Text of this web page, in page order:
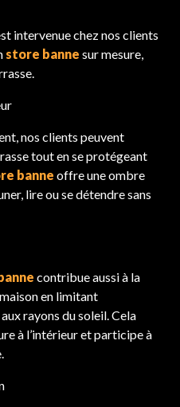
intervenue chez nos clients
store banne sur mesure,
nos clients peuvent
tout en se protégeant
banne offre une ombre
lire ou se détendre sans
contribue aussi à la
en limitant
rayons du soleil. Cela
à l’intérieur et participe à